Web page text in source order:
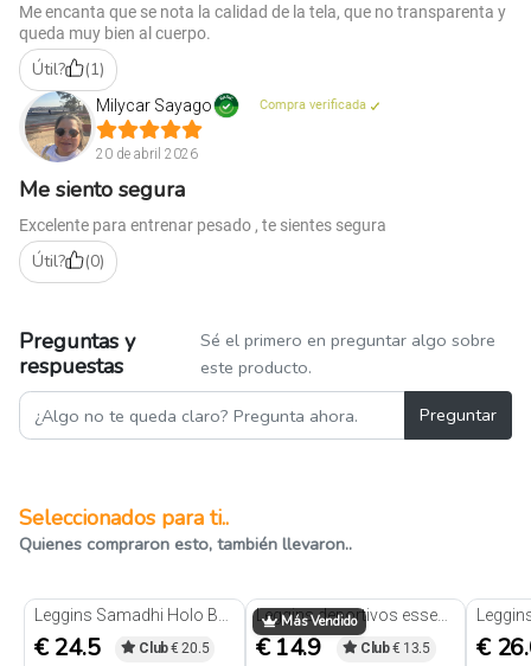
Me encanta que se nota la calidad de la tela, que no transparenta y
queda muy bien al cuerpo.
Útil? (1)
Milycar Sayago Compra verificada
20 de abril 2026
Me siento segura
Excelente para entrenar pesado , te sientes segura
Útil? (0)
Preguntas y
respuestas
Sé el primero en preguntar algo sobre
este producto.
Preguntar
Seleccionados para ti..
Quienes compraron esto, también llevaron..
Leggins Samadhi Holo Beige
€ 24.5 Club€ 20.5
Más Vendido Leggins deportivos essential morado
€ 14.9 Club€ 13.5 €